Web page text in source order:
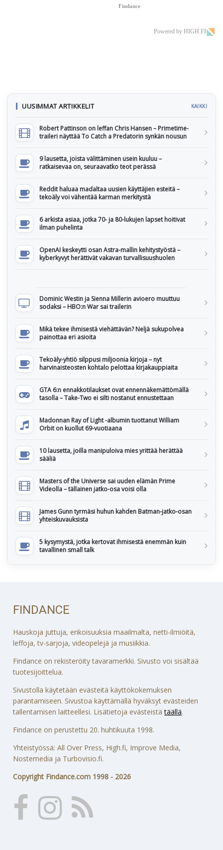
Findance
Powered by HIGH.FI
UUSIMMAT ARTIKKELIT KAIKKI
Robert Pattinson on leffan Chris Hansen – Primetime-
traileri näyttää To Catch a Predatorin synkän nousun
9 lausetta, joista välittäminen usein kuuluu –
ratkaisevaa on, seuraavatko teot perässä
Reddit haluaa madaltaa uusien käyttäjien esteitä –
tekoäly voi vähentää karman merkitystä
6 arkista asiaa, jotka 70- ja 80-lukujen lapset hoitivat
ilman puhelinta
OpenAI keskeytti osan Astra-mallin kehitystyöstä –
kyberkyvyt herättivät vakavan turvallisuushuolen
Dominic Westin ja Sienna Millerin avioero muuttuu
sodaksi – HBO:n War sai trailerin
Mikä tekee ihmisestä viehättävän? Neljä sukupolvea
painottaa eri asioita
Tekoäly-yhtiö silppusi miljoonia kirjoja – nyt
harvinaisteosten kohtalo pelottaa kirjakauppiaita
GTA 6:n ennakkotilaukset ovat ennennäkemättömällä
tasolla – Take-Two ei silti nostanut ennustettaan
Madonnan Ray of Light -albumin tuottanut William
Orbit on kuollut 69-vuotiaana
10 lausetta, joilla manipuloiva mies yrittää herättää
sääliä
Masters of the Universe sai uuden elämän Prime
Videolla – tällainen jatko-osa voisi olla
James Gunn tyrmäsi huhun kahden Batman-jatko-osan
yhteiskuvauksista
5 kysymystä, jotka kertovat ihmisestä enemmän kuin
tavallinen small talk
FINDANCE
Hauskoja juttuja, erikoisuuksia maailmalta, netti-ilmiöitä,
leffoja, tv-sarjoja, videopelejä ja musiikkia.
Findance on rekisteröity tavaramerkki. Sivusto voi sisältää
tuotesijoittelua.
Sivustolla käytetään evästeitä käyttökokemuksen
parantamiseen. Sivustoa käyttämällä hyväksyt evästeiden
tallentamisen laitteellesi. Lisätietoja evästeistätäällä.
Findance on perustettu 20. huhtikuuta 1998.
Yhteistyössä: All Over Press, High.fi, Improve Media,
Nostemedia ja Turbovisio.fi.
Copyright Findance.com 1998 - 2026